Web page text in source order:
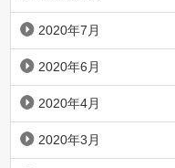
2020年7月
2020年6月
2020年4月
2020年3月